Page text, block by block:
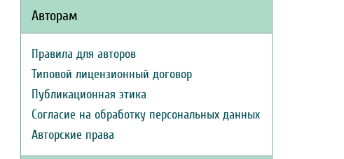
Авторам
Правила для авторов
Типовой лицензионный договор
Публикационная этика
Согласие на обработку персональных данных
Авторские права